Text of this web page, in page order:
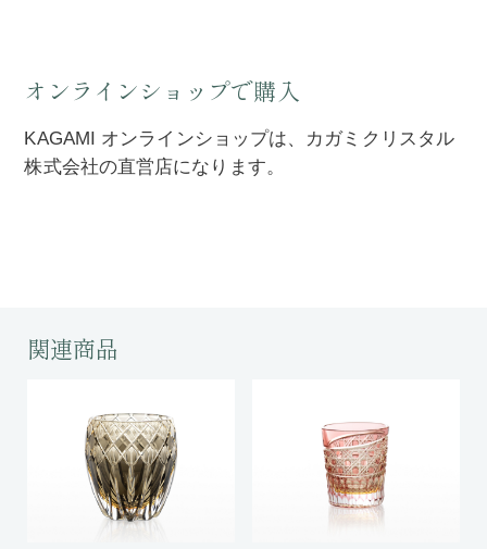
オンラインショップで購入
KAGAMI オンラインショップは、カガミクリスタル
株式会社の直営店になります。
関連商品